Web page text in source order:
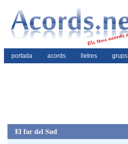
portada acords lletres grups
El far del Sud